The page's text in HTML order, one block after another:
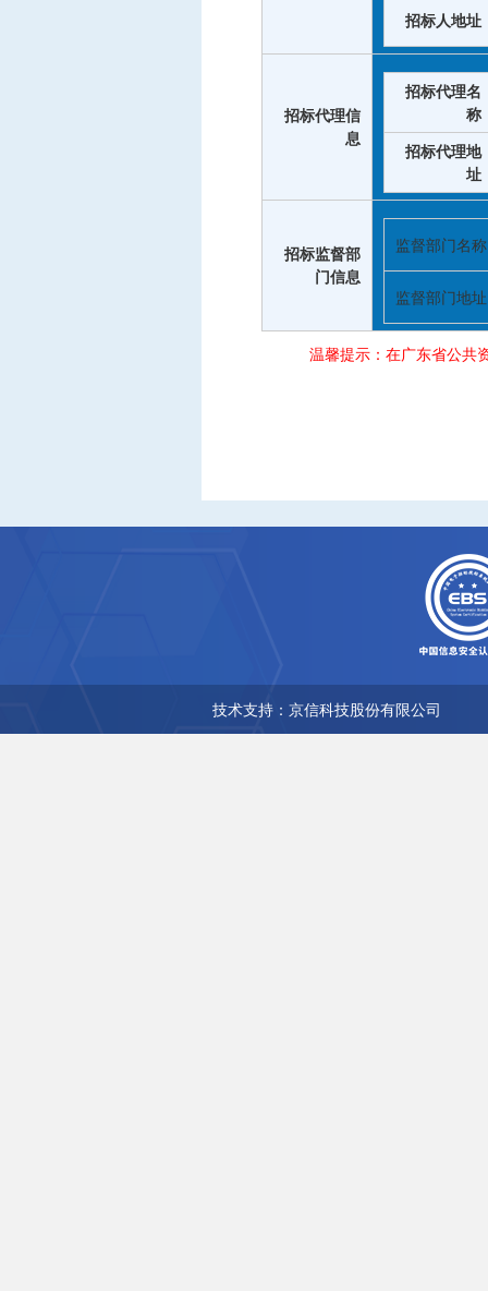
招标人地址
招标代理信
息
招标代理名
称
招标代理地
址
招标监督部
门信息
监督部门名称
监督部门地址
温馨提示：在广东省公共
技术支持：京信科技股份有限公司